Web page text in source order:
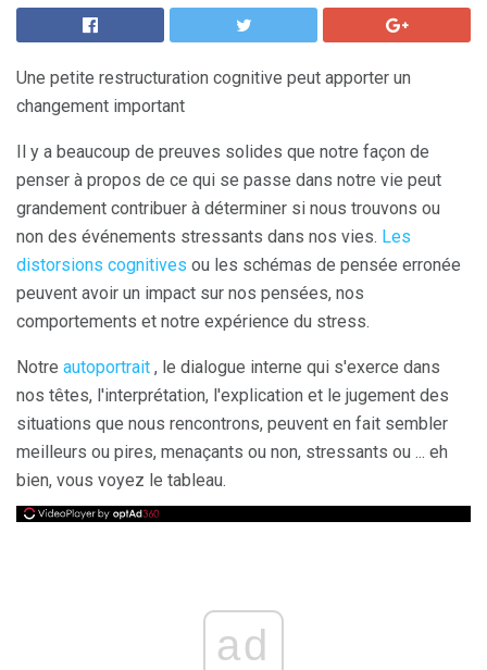
Une petite restructuration cognitive peut apporter un
changement important
Il y a beaucoup de preuves solides que notre façon de
penser à propos de ce qui se passe dans notre vie peut
grandement contribuer à déterminer si nous trouvons ou
non des événements stressants dans nos vies. Les
distorsions cognitives ou les schémas de pensée erronée
peuvent avoir un impact sur nos pensées, nos
comportements et notre expérience du stress.
Notre autoportrait , le dialogue interne qui s'exerce dans
nos têtes, l'interprétation, l'explication et le jugement des
situations que nous rencontrons, peuvent en fait sembler
meilleurs ou pires, menaçants ou non, stressants ou ... eh
bien, vous voyez le tableau.
ad